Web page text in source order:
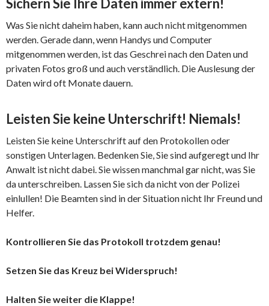
Sichern Sie Ihre Daten immer extern!
Was Sie nicht daheim haben, kann auch nicht mitgenommen
werden. Gerade dann, wenn Handys und Computer
mitgenommen werden, ist das Geschrei nach den Daten und
privaten Fotos groß und auch verständlich. Die Auslesung der
Daten wird oft Monate dauern.
Leisten Sie keine Unterschrift! Niemals!
Leisten Sie keine Unterschrift auf den Protokollen oder
sonstigen Unterlagen. Bedenken Sie, Sie sind aufgeregt und Ihr
Anwalt ist nicht dabei. Sie wissen manchmal gar nicht, was Sie
da unterschreiben. Lassen Sie sich da nicht von der Polizei
einlullen! Die Beamten sind in der Situation nicht Ihr Freund und
Helfer.
Kontrollieren Sie das Protokoll trotzdem genau!
Setzen Sie das Kreuz bei Widerspruch!
Halten Sie weiter die Klappe!